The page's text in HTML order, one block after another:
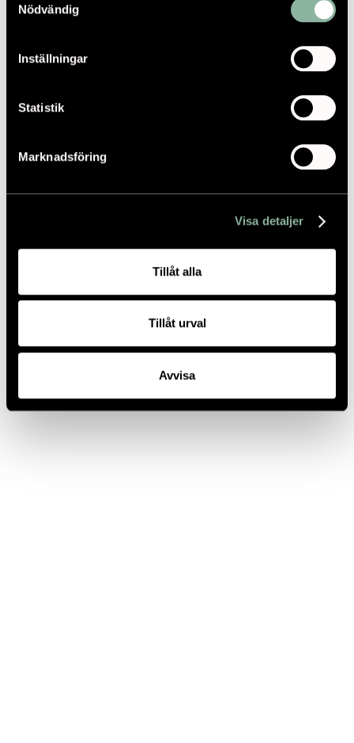
Nödvändig
Inställningar
Statistik
Marknadsföring
Visa detaljer
Tillåt alla
Tillåt urval
Avvisa